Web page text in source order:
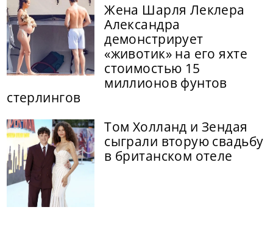
Жена Шарля Леклера
Александра
демонстрирует
«животик» на его яхте
стоимостью 15
миллионов фунтов
стерлингов
Том Холланд и Зендая
сыграли вторую свадьбу
в британском отеле